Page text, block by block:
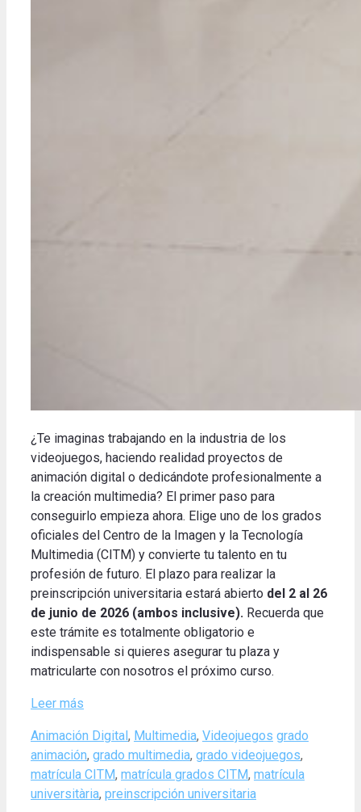
¿Te imaginas trabajando en la industria de los
videojuegos, haciendo realidad proyectos de
animación digital o dedicándote profesionalmente a
la creación multimedia? El primer paso para
conseguirlo empieza ahora. Elige uno de los grados
oficiales del Centro de la Imagen y la Tecnología
Multimedia (CITM) y convierte tu talento en tu
profesión de futuro. El plazo para realizar la
preinscripción universitaria estará abierto del 2 al 26
de junio de 2026 (ambos inclusive). Recuerda que
este trámite es totalmente obligatorio e
indispensable si quieres asegurar tu plaza y
matricularte con nosotros el próximo curso.
Leer más
Categories
Animación Digital, Multimedia, Videojuegos Tags
grado
animación, grado multimedia, grado videojuegos,
matrícula CITM, matrícula grados CITM, matrícula
universitària, preinscripción universitaria